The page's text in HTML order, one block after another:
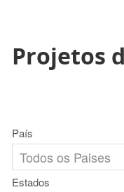
Projetos
País
Estados